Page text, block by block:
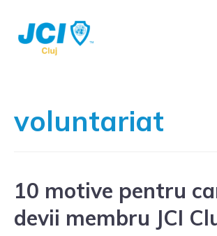
voluntariat
10 motive pentru
devii membru JCI